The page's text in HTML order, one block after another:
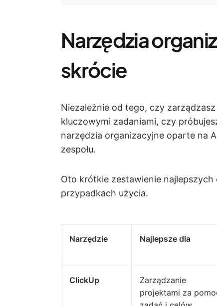
Narzędzia
skrócie
Niezależnie od tego, czy
kluczowymi zadaniami, czy
narzędzia organizacyjne oparte na
zespołu.
Oto krótkie zestawienie
przypadkach użycia.
Narzędzie Najlepsze dla
ClickUp
Zarządzanie
projektami za